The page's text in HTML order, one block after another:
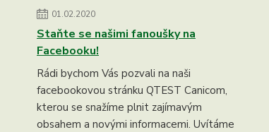
01.02.2020
Staňte se našimi fanoušky na
Facebooku!
Rádi bychom Vás pozvali na naši
facebookovou stránku QTEST Canicom,
kterou se snažíme plnit zajímavým
obsahem a novými informacemi. Uvítáme